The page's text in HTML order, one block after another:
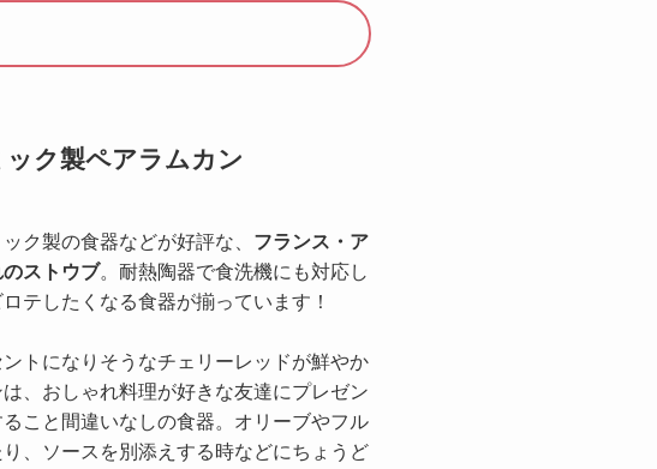
ク製ペアラムカン
ク製の食器などが好評な、 フランス・ア
ストウブ。耐熱陶器で食洗機にも対応し
テしたくなる食器が揃っています！
トになりそうなチェリーレッドが鮮やか
、おしゃれ料理が好きな友達にプレゼン
ること間違いなしの食器。オリーブやフル
、ソースを別添えする時などにちょうど